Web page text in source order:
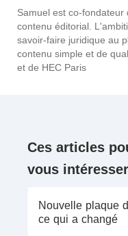
Samuel est co-
contenu éditorial.
savoir-faire juridique au
contenu simple et de
et de HEC Paris
Ces articles
vous intéresser
Nouvelle plaque
ce qui a changé